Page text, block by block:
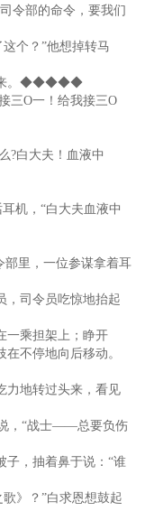
令部的命令，要我们
个？”他想掉转马
来。◆◆◆◆◆
三O一！给我接三O
白大夫！血液中
机，“白大夫血液中
里，一位参谋拿着耳
司令员吃惊地抬起
乘担架上；睁开
不停地向后移动。
地转过头来，看见
，“战士——总要负伤
，抽着鼻于说：“谁
？”白求恩想鼓起